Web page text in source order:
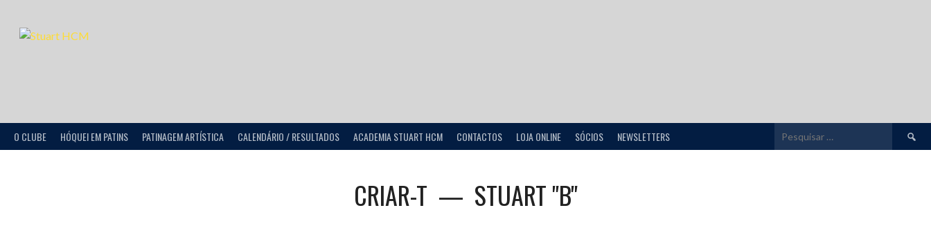
O CLUBE HÓQUEI EM PATINS PATINAGEM ARTÍSTICA CALENDÁRIO / RESULTADOS ACADEMIA STUART HCM CONTACTOS LOJA ONLINE SÓCIOS NEWSLETTERS
por:
CRIAR-T — STUART "B"